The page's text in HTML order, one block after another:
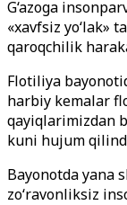
G‘azoga
«xavfsiz yo‘lak»
qaroqchilik
Flotiliya
harbiy kemalar
qayiqlarimizdan
kuni hujum
Bayonotda yana
zo‘ravonliksiz